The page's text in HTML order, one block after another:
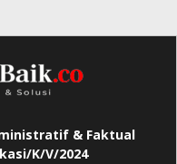
& Faktual
K/V/2024